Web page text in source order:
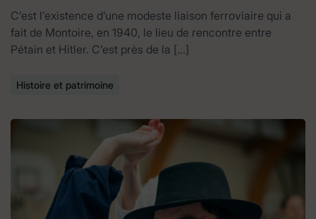
C’est l’existence d’une modeste liaison ferroviaire qui a
fait de Montoire, en 1940, le lieu de rencontre entre
Pétain et Hitler. C’est près de la […]
Histoire et patrimoine